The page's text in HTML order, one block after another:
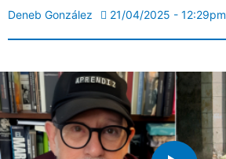
Deneb González 21/04/2025 - 12:29pm